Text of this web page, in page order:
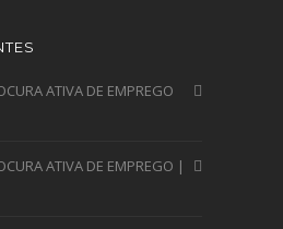
ATIVA DE EMPREGO
ATIVA DE EMPREGO |